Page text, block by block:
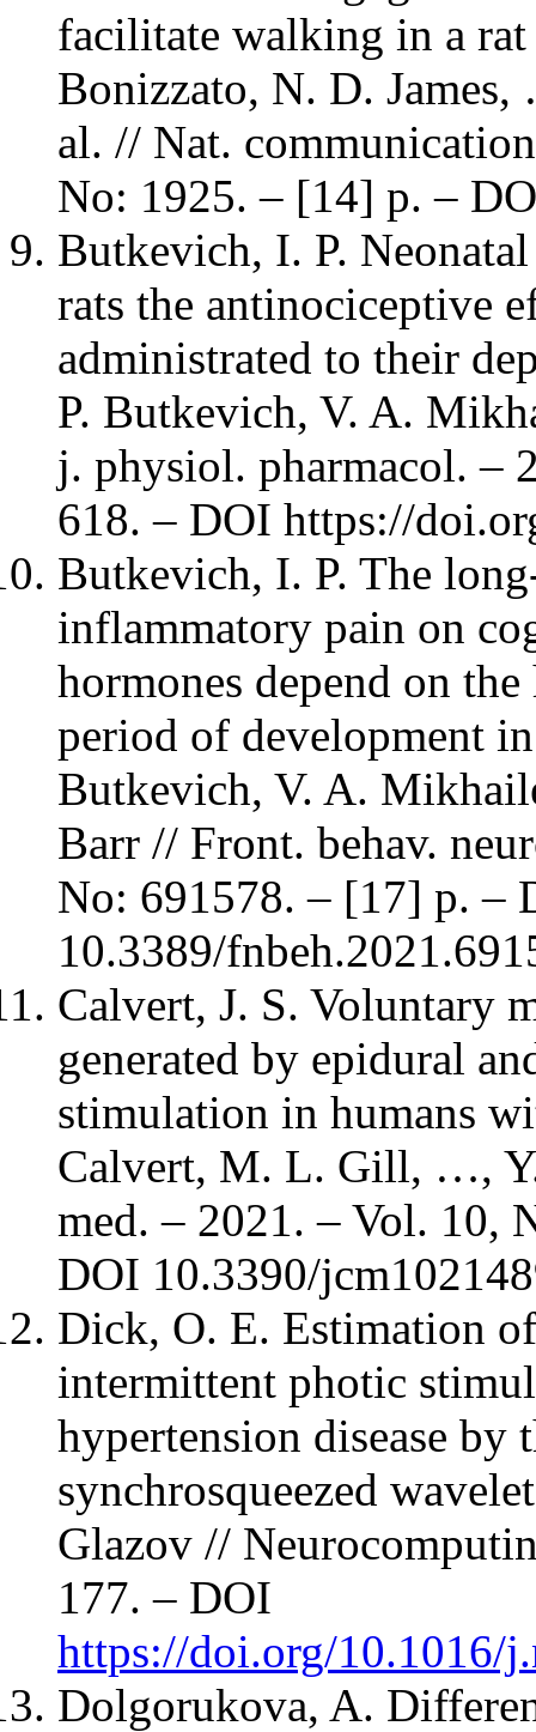
facilitate walking in a
Bonizzato, N. D.
al. // Nat.
No: 1925. – [14] p. –
Butkevich, I. P.
rats the antinociceptive
administrated to their
P. Butkevich, V. A.
j. physiol. pharmacol. –
618. – DOI https://
Butkevich, I. P. The
inflammatory pain on
hormones depend on
period of development
Butkevich, V. A.
Barr // Front. behav.
No: 691578. – [17] p. –
10.3389/
Calvert, J. S. Voluntary
generated by epidural
stimulation in humans
Calvert, M. L. Gill, …, Y.
med. – 2021. – Vol. 10,
DOI 10.3390/
Dick, O. E. Estimation
intermittent photic
hypertension disease by
synchrosqueezed
Glazov //
177. – DOI
https://doi.org/10.1016/
Dolgorukova, A.